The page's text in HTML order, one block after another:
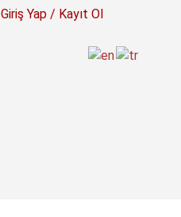
Giriş Yap / Kayıt Ol